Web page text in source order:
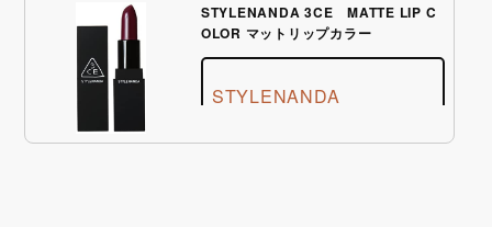
STYLENANDA 3CE MATTE LIP C
OLOR マットリップカラー
STYLENANDA